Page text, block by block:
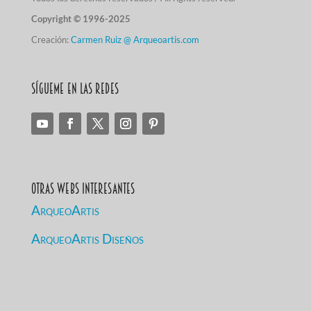
Copyright © 1996-2025
Creación:Carmen Ruiz @ Arqueoartis.com
Sígueme en las redes
Otras Webs Interesantes
ArqueoArtis
ArqueoArtis Diseños